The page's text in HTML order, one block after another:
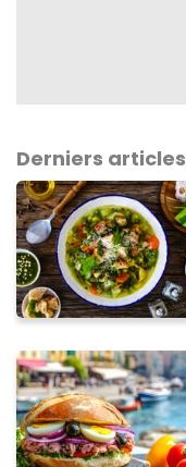
Derniers articles